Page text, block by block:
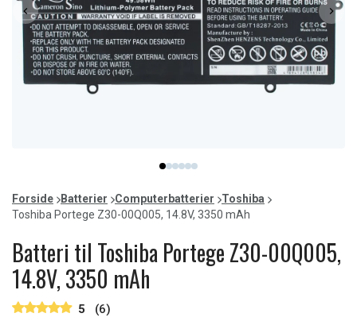
item
0
item
1
item
2
item
3
item
4
item
5
of
6
Forside Batterier Computerbatterier
Toshiba
Toshiba Portege Z30-00Q005, 14.8V, 3350 mAh
Batteri til Toshiba Portege Z30-00Q005,
14.8V, 3350 mAh
5 (6)